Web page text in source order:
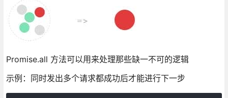
Promise.all 方法可以用来处理那些缺一不可的逻辑
示例：同时发出多个请求都成功后才能进行下一步